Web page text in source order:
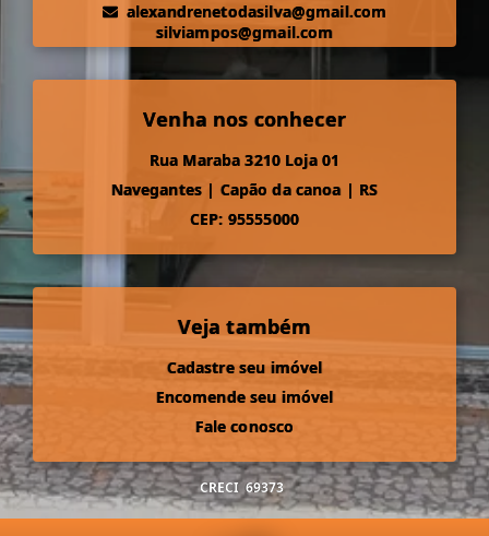
alexandrenetodasilva@gmail.com
silviampos@gmail.com
Venha nos conhecer
Rua Maraba 3210 Loja 01
Navegantes | Capão da canoa | RS
CEP: 95555000
Veja também
Cadastre seu imóvel
Encomende seu imóvel
Fale conosco
CRECI 69373